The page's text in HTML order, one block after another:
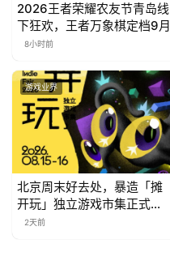
2026王者荣耀农友节青岛线
下狂欢，王者万象棋定档9月
8小时前
游戏业界
北京周末好去处，暴造「摊
开玩」独立游戏市集正式开
票！
2天前